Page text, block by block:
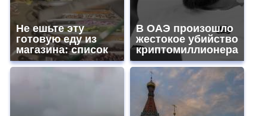
Не ешьте эту
готовую еду из
магазина: список
В ОАЭ произошло
жестокое убийство
криптомиллионера